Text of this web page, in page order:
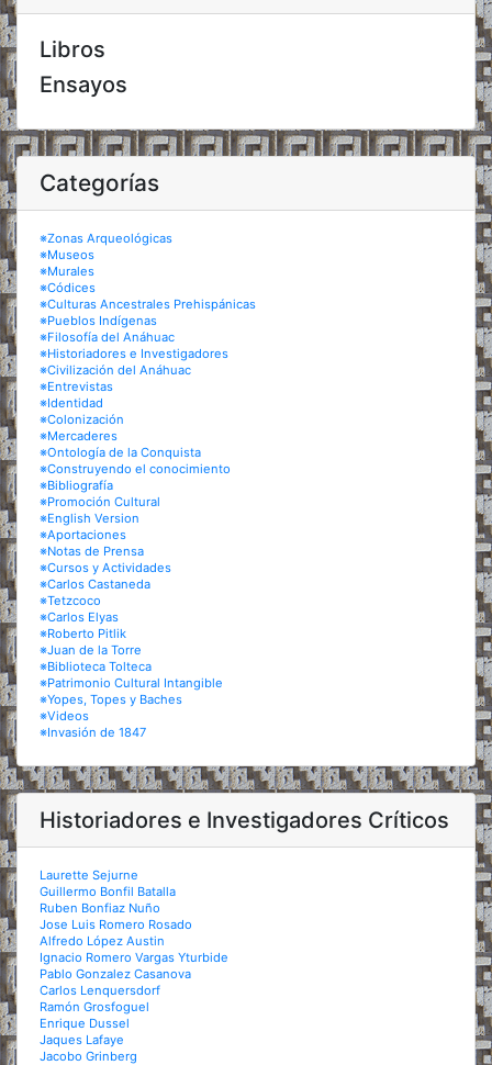
Libros
Ensayos
Categorías
※Zonas Arqueológicas
※Museos
※Murales
※Códices
※Culturas Ancestrales Prehispánicas
※Pueblos Indígenas
※Filosofía del Anáhuac
※Historiadores e Investigadores
※Civilización del Anáhuac
※Entrevistas
※Identidad
※Colonización
※Mercaderes
※Ontología de la Conquista
※Construyendo el conocimiento
※Bibliografía
※Promoción Cultural
※English Version
※Aportaciones
※Notas de Prensa
※Cursos y Actividades
※Carlos Castaneda
※Tetzcoco
※Carlos Elyas
※Roberto Pitlik
※Juan de la Torre
※Biblioteca Tolteca
※Patrimonio Cultural Intangible
※Yopes, Topes y Baches
※Videos
※Invasión de 1847
Historiadores e Investigadores Críticos
Laurette Sejurne
Guillermo Bonfil Batalla
Ruben Bonfiaz Nuño
Jose Luis Romero Rosado
Alfredo López Austin
Ignacio Romero Vargas Yturbide
Pablo Gonzalez Casanova
Carlos Lenquersdorf
Ramón Grosfoguel
Enrique Dussel
Jaques Lafaye
Jacobo Grinberg